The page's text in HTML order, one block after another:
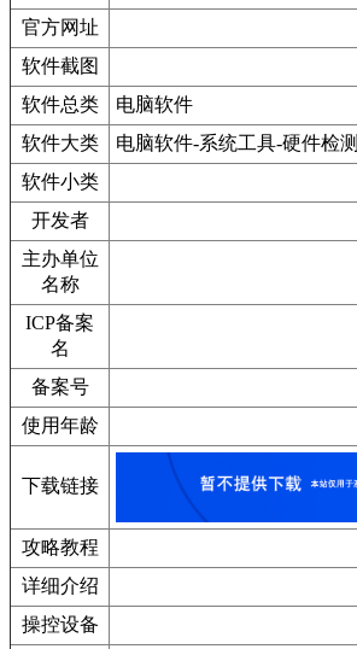
官方网址
软件截图
软件总类
电脑软件
软件大类
电脑软件-系统工具-硬件检测
软件小类
开发者
主办单位
名称
ICP备案
名
备案号
使用年龄
下载链接
攻略教程
详细介绍
操控设备